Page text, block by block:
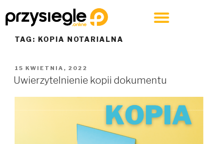
TAG: KOPIA NOTARIALNA
15 KWIETNIA, 2022
Uwierzytelnienie kopii dokumentu